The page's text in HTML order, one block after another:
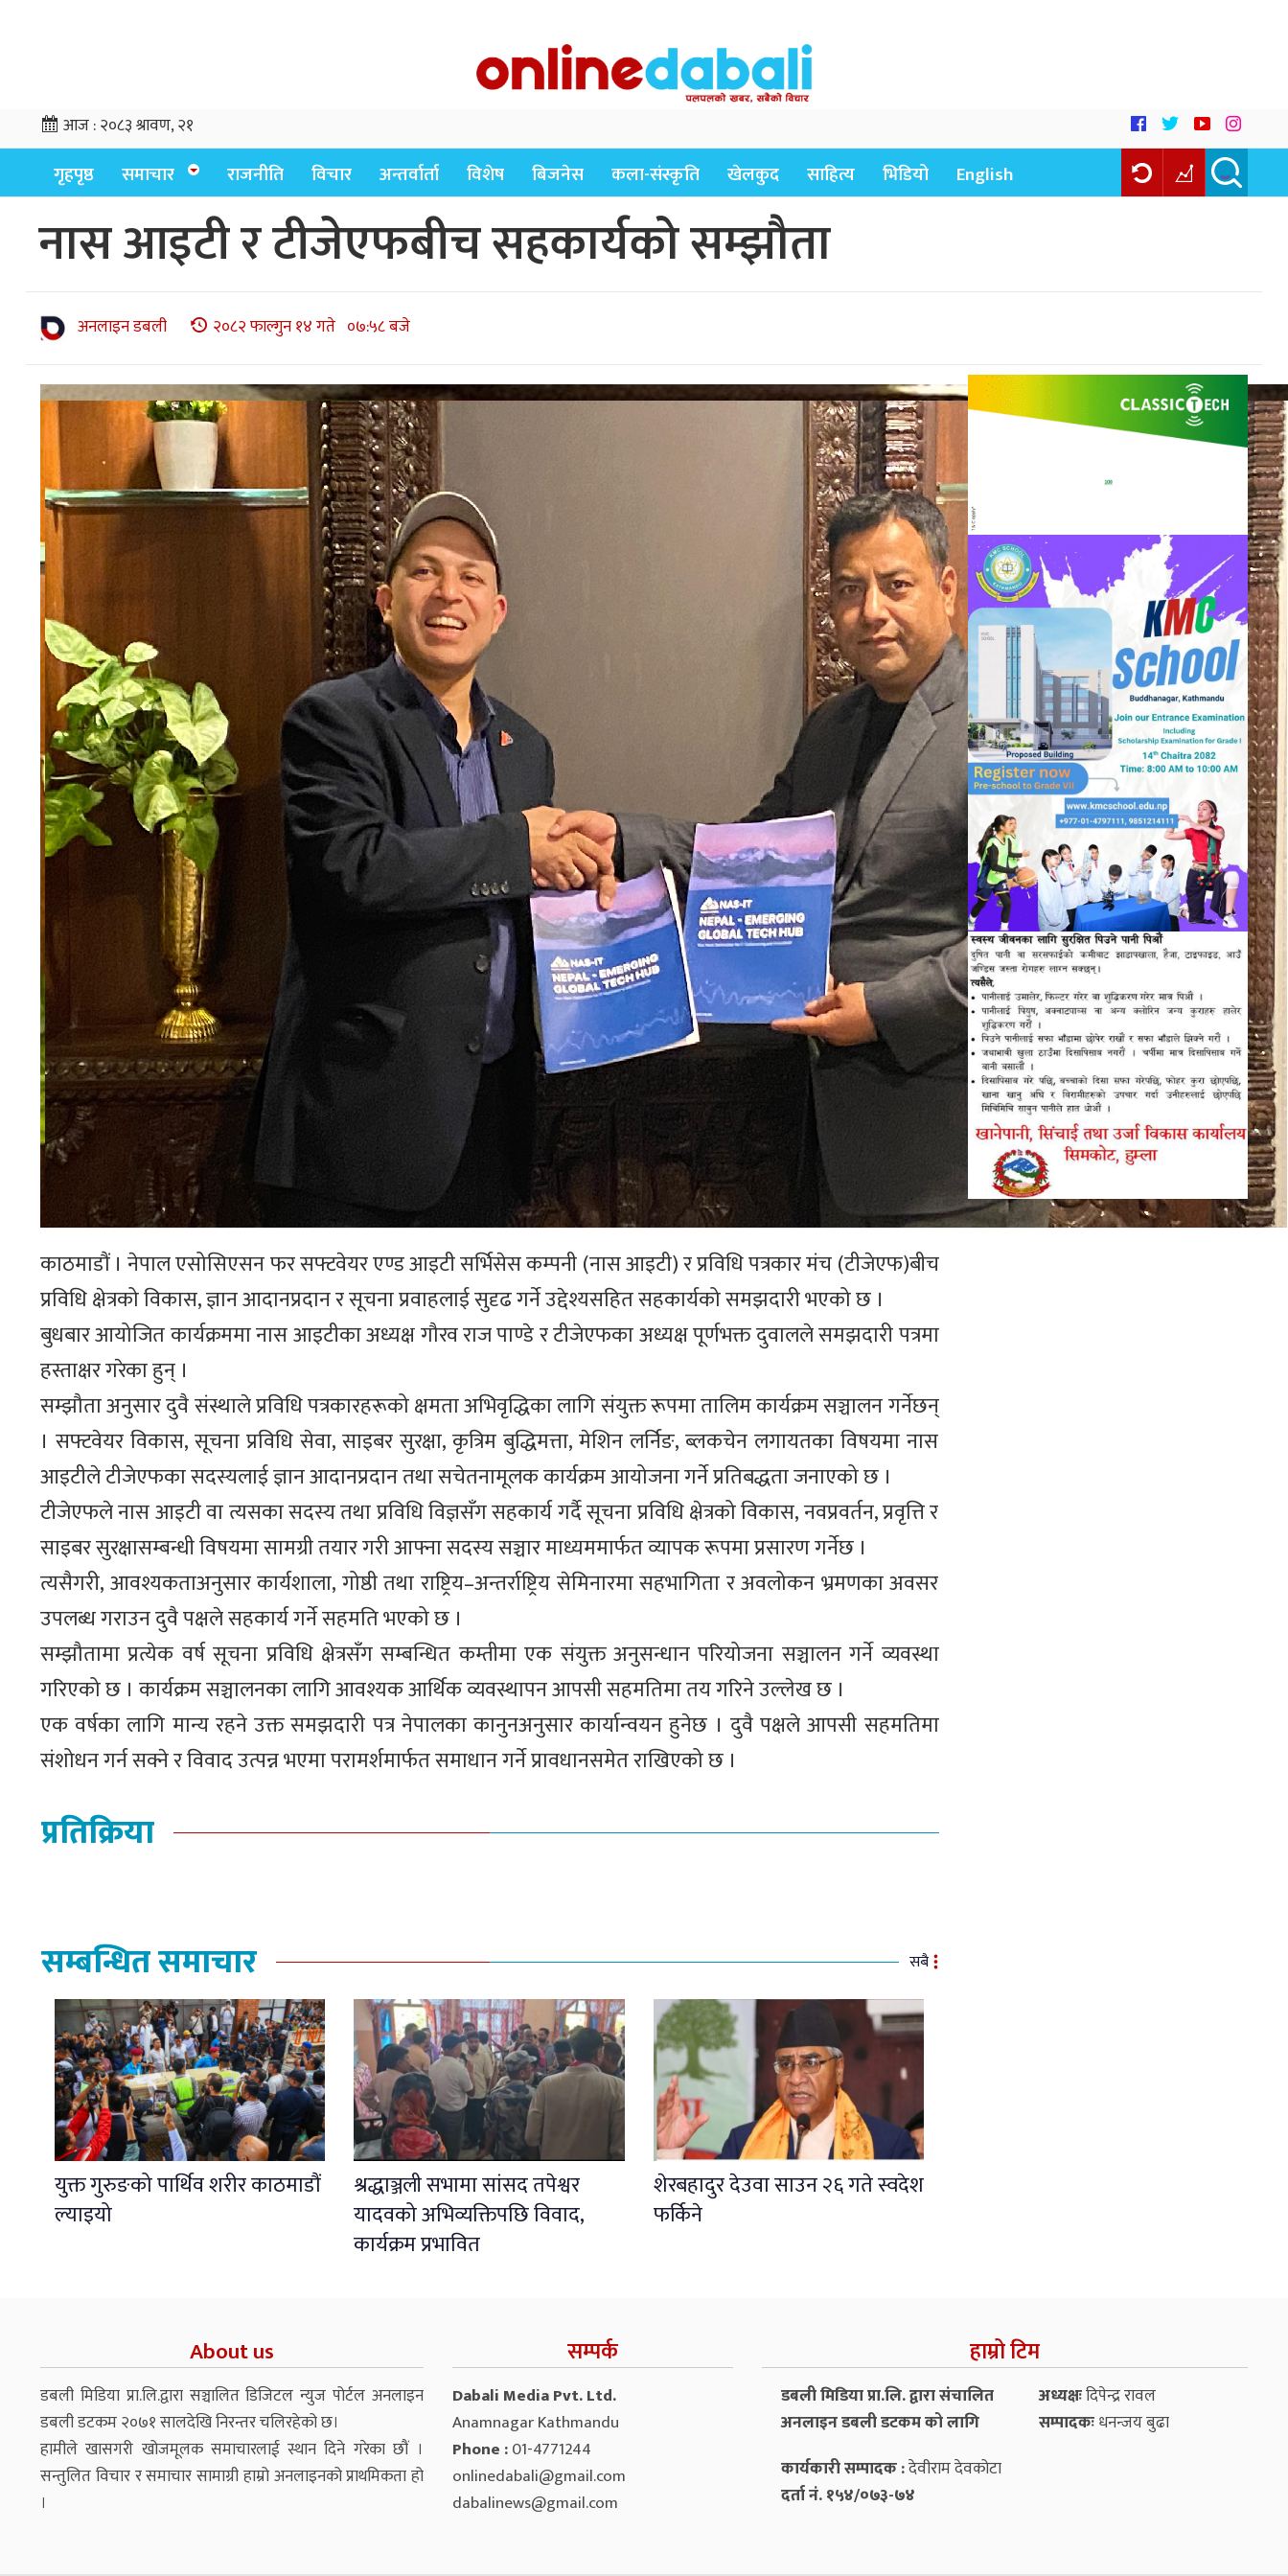
आज :२०८३ श्रावण, २१
गृहपृष्ठ समाचार राजनीति विचार अन्तर्वार्ता विशेष बिजनेस कला-संस्कृति खेलकुद साहित्य भिडियो English
नास आइटी र टीजेएफबीच सहकार्यको सम्झौता
अनलाइन डबली २०८२ फाल्गुन १४ गते ०७:५८ बजे
काठमाडौं । नेपाल एसोसिएसन फर सफ्टवेयर एण्ड आइटी सर्भिसेस कम्पनी (नास आइटी) र प्रविधि पत्रकार मंच (टीजेएफ)बीच
प्रविधि क्षेत्रको विकास, ज्ञान आदानप्रदान र सूचना प्रवाहलाई सुदृढ गर्ने उद्देश्यसहित सहकार्यको समझदारी भएको छ ।
बुधबार आयोजित कार्यक्रममा नास आइटीका अध्यक्ष गौरव राज पाण्डे र टीजेएफका अध्यक्ष पूर्णभक्त दुवालले समझदारी पत्रमा
हस्ताक्षर गरेका हुन् ।
सम्झौता अनुसार दुवै संस्थाले प्रविधि पत्रकारहरूको क्षमता अभिवृद्धिका लागि संयुक्त रूपमा तालिम कार्यक्रम सञ्चालन गर्नेछन्
। सफ्टवेयर विकास, सूचना प्रविधि सेवा, साइबर सुरक्षा, कृत्रिम बुद्धिमत्ता, मेशिन लर्निङ, ब्लकचेन लगायतका विषयमा नास
आइटीले टीजेएफका सदस्यलाई ज्ञान आदानप्रदान तथा सचेतनामूलक कार्यक्रम आयोजना गर्ने प्रतिबद्धता जनाएको छ ।
टीजेएफले नास आइटी वा त्यसका सदस्य तथा प्रविधि विज्ञसँग सहकार्य गर्दै सूचना प्रविधि क्षेत्रको विकास, नवप्रवर्तन, प्रवृत्ति र
साइबर सुरक्षासम्बन्धी विषयमा सामग्री तयार गरी आफ्ना सदस्य सञ्चार माध्यममार्फत व्यापक रूपमा प्रसारण गर्नेछ ।
त्यसैगरी, आवश्यकताअनुसार कार्यशाला, गोष्ठी तथा राष्ट्रिय–अन्तर्राष्ट्रिय सेमिनारमा सहभागिता र अवलोकन भ्रमणका अवसर
उपलब्ध गराउन दुवै पक्षले सहकार्य गर्ने सहमति भएको छ ।
सम्झौतामा प्रत्येक वर्ष सूचना प्रविधि क्षेत्रसँग सम्बन्धित कम्तीमा एक संयुक्त अनुसन्धान परियोजना सञ्चालन गर्ने व्यवस्था
गरिएको छ । कार्यक्रम सञ्चालनका लागि आवश्यक आर्थिक व्यवस्थापन आपसी सहमतिमा तय गरिने उल्लेख छ ।
एक वर्षका लागि मान्य रहने उक्त समझदारी पत्र नेपालका कानुनअनुसार कार्यान्वयन हुनेछ । दुवै पक्षले आपसी सहमतिमा
संशोधन गर्न सक्ने र विवाद उत्पन्न भएमा परामर्शमार्फत समाधान गर्ने प्रावधानसमेत राखिएको छ ।
प्रतिक्रिया
सम्बन्धित समाचार सबै
युक्त गुरुङको पार्थिव शरीर काठमाडौं
ल्याइयो
श्रद्धाञ्जली सभामा सांसद तपेश्वर
यादवको अभिव्यक्तिपछि विवाद,
कार्यक्रम प्रभावित
शेरबहादुर देउवा साउन २६ गते स्वदेश
फर्किने
About us
डबली मिडिया प्रा.लि.द्वारा सञ्चालित डिजिटल न्युज पोर्टल अनलाइन
डबली डटकम २०७१ सालदेखि निरन्तर चलिरहेको छ।
हामीले खासगरी खोजमूलक समाचारलाई स्थान दिने गरेका छौं ।
सन्तुलित विचार र समाचार सामाग्री हाम्रो अनलाइनको प्राथमिकता हो
।
सम्पर्क
Dabali Media Pvt. Ltd.
Anamnagar Kathmandu
Phone :01-4771244
onlinedabali@gmail.com
dabalinews@gmail.com
हाम्रो टिम
डबली मिडिया प्रा.लि. द्वारा संचालित
अनलाइन डबली डटकम को लागि
अध्यक्षःदिपेन्द्र रावल
सम्पादकःधनन्‍जय बुढा
कार्यकारी सम्पादक :देवीराम देवकोटा
दर्ता नं. १५४/०७३-७४